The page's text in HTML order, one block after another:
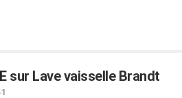
sur Lave vaisselle Brandt